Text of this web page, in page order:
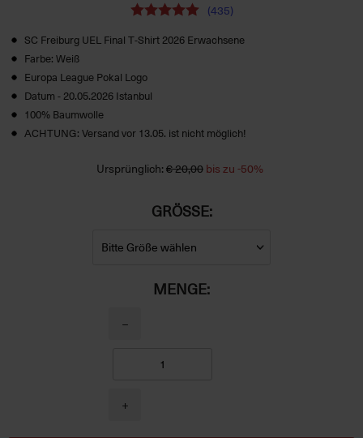
(435)
SC Freiburg UEL Final T‑Shirt 2026 Erwachsene
Farbe: Weiß
Europa League Pokal Logo
Datum - 20.05.2026 Istanbul
100% Baumwolle
ACHTUNG: Versand vor 13.05. ist nicht möglich!
Ursprünglich:€ 20,00bis zu -50%
GRÖSSE:
MENGE:
−
+